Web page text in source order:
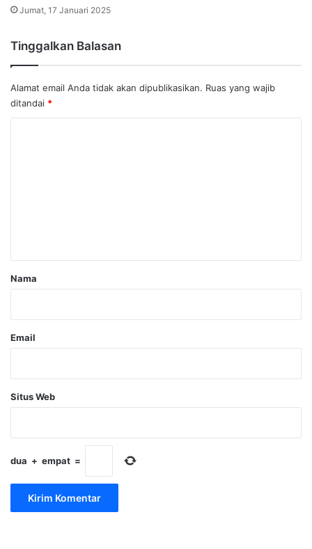
Jumat, 17 Januari 2025
Tinggalkan Balasan
Alamat email Anda tidak akan dipublikasikan. Ruas yang wajib
ditandai *
rNama
Email
Situs Web
dua + empat =